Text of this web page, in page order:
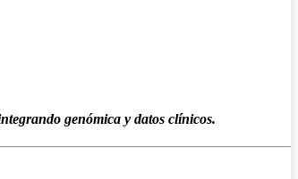
genómica y datos clínicos.